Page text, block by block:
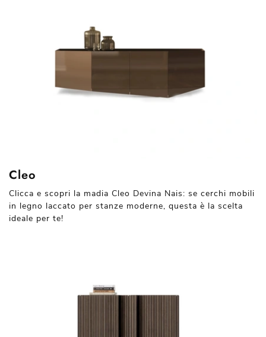
Cleo
Clicca e scopri la madia Cleo Devina Nais: se cerchi mobili
in legno laccato per stanze moderne, questa è la scelta
ideale per te!